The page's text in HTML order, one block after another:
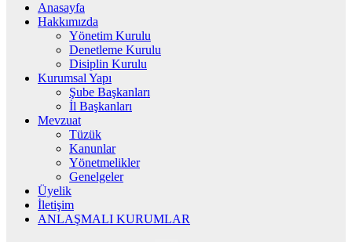
Anasayfa
Hakkımızda
Yönetim Kurulu
Denetleme Kurulu
Disiplin Kurulu
Kurumsal Yapı
Şube Başkanları
İl Başkanları
Mevzuat
Tüzük
Kanunlar
Yönetmelikler
Genelgeler
Üyelik
İletişim
ANLAŞMALI KURUMLAR